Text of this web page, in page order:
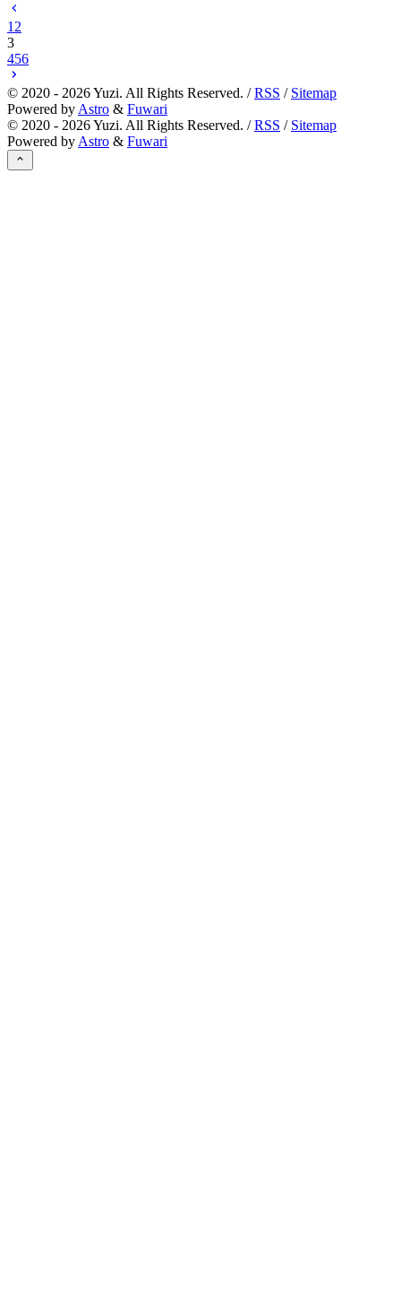
1 2
3
456
© 2020 - 2026Yuzi. All Rights Reserved. /RSS / Sitemap
Powered by Astro & Fuwari
© 2020 - 2026Yuzi. All Rights Reserved. /RSS / Sitemap
Powered by Astro & Fuwari